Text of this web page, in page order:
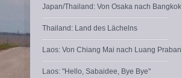
Japan/Thailand: Von Osaka nach Bangkok
Thailand: Land des Lächelns
Laos: Von Chiang Mai nach Luang Prabang
Laos: "Hello, Sabaidee, Bye Bye"